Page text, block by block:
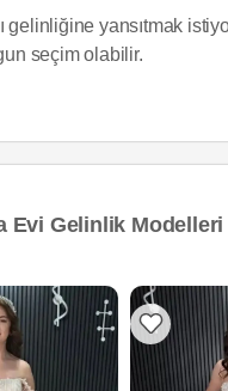
gelinliğine yansıtmak
seçim olabilir.
Evi Gelinlik Modelleri